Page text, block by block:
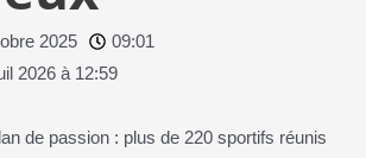
2025
09:01
2026 à 12:59
de passion : plus de 220 sportifs réunis